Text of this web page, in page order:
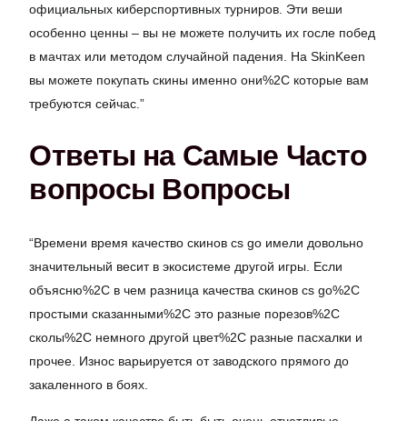
официальных киберспортивных турниров. Эти веши
особенно ценны – вы не можете получить их госле побед
в мачтах или методом случайной падения. На SkinKeen
вы можете покупать скины именно они%2C которые вам
требуются сейчас.”
Ответы на Самые Часто
вопросы Вопросы
“Времени время качество скинов cs go имели довольно
значительный весит в экосистеме другой игры. Если
объясню%2C в чем разница качества скинов cs go%2C
простыми сказанными%2C это разные порезов%2C
сколы%2C немного другой цвет%2C разные пасхалки и
прочее. Износ варьируется от заводского прямого до
закаленного в боях.